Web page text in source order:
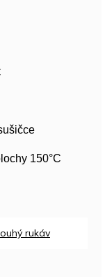
150°C
rukáv